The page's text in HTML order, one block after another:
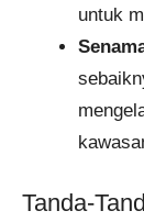
untuk
Tanda-